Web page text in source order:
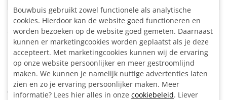
Specificaties
Materiaal:
Staal, gegalvaniseerd
Buisdiameter:
48.3 mm
Kleur:
Zilvergrijs
Artikelnummer:
204168
Bouwbuis gebruikt zowel functionele als analytische
cookies. Hierdoor kan de website goed functioneren en
worden bezoeken op de website goed gemeten. Daarnaast
kunnen er marketingcookies worden geplaatst als je deze
accepteert. Met marketingcookies kunnen wij de ervaring
op onze website persoonlijker en meer gestroomlijnd
maken. We kunnen je namelijk nuttige advertenties laten
zien en zo je ervaring persoonlijker maken. Meer
informatie? Lees hier alles in onze cookiebeleid. Liever